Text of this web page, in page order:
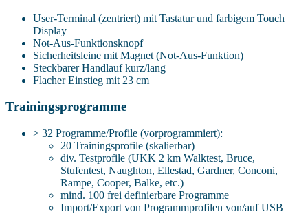
User-Terminal (zentriert) mit Tastatur und farbigem Touch
Display
Not-Aus-Funktionsknopf
Sicherheitsleine mit Magnet (Not-Aus-Funktion)
Steckbarer Handlauf kurz/lang
Flacher Einstieg mit 23 cm
Trainingsprogramme
> 32 Programme/Profile (vorprogrammiert):
20 Trainingsprofile (skalierbar)
div. Testprofile (UKK 2 km Walktest, Bruce,
Stufentest, Naughton, Ellestad, Gardner, Conconi,
Rampe, Cooper, Balke, etc.)
mind. 100 frei definierbare Programme
Import/Export von Programmprofilen von/auf USB